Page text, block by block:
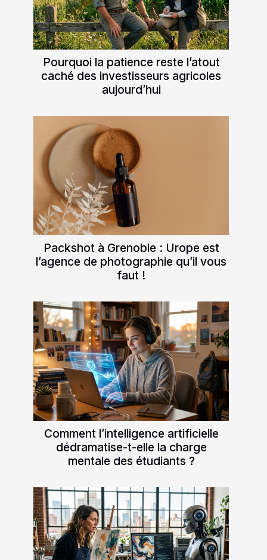
Pourquoi la patience reste l’atout
caché des investisseurs agricoles
aujourd’hui
Packshot à Grenoble : Urope est
l’agence de photographie qu’il vous
faut !
Comment l’intelligence artificielle
dédramatise-t-elle la charge
mentale des étudiants ?